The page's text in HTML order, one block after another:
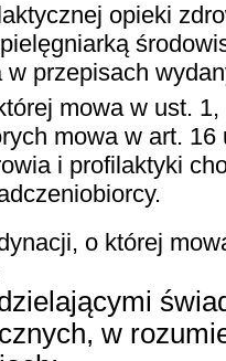
opieki
w przepisach
mowa w ust.
mowa w art.
i profilaktyki
o której
w